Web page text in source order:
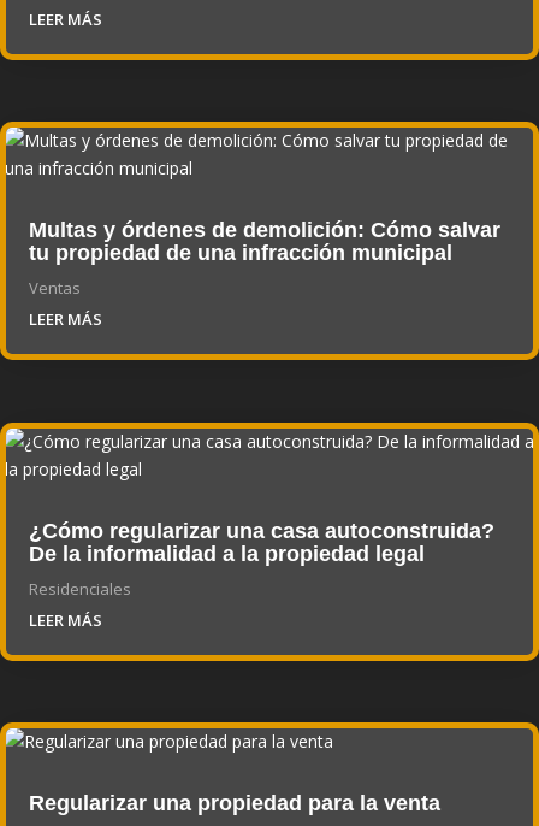
LEER MÁS
Multas y órdenes de demolición: Cómo salvar
tu propiedad de una infracción municipal
Ventas
LEER MÁS
¿Cómo regularizar una casa autoconstruida?
De la informalidad a la propiedad legal
Residenciales
LEER MÁS
Regularizar una propiedad para la venta